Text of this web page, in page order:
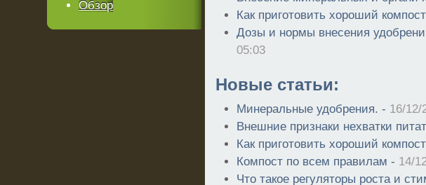
Как приготовить хороший
Дозы и нормы внесения
05:03
Новые статьи:
Минеральные удобрения. - 16/12/
Внешние признаки нехватки
Как приготовить хороший
Компост по всем правилам - 14/
Что такое регуляторы роста и
Обзор